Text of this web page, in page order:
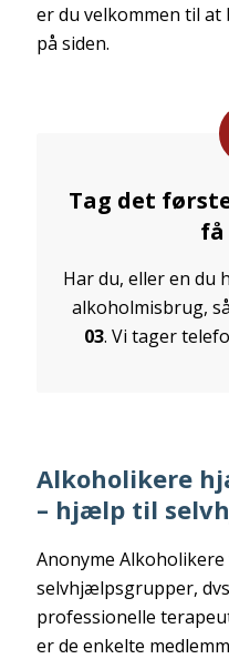
er du velkommen til
på siden.
Tag det
Har du, eller en du
alkoholmisbrug,
03. Vi tager
Alkoholikere
– hjælp til
Anonyme
selvhjælpsgrupper,
professionelle
er de enkelte